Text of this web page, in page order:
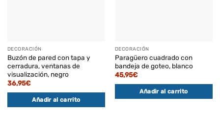
DECORACIÓN
Buzón de pared con tapa y
cerradura, ventanas de
visualización, negro
36,95€
Añadir al carrito
DECORACIÓN
Paragüero cuadrado con
bandeja de goteo, blanco
45,95€
Añadir al carrito